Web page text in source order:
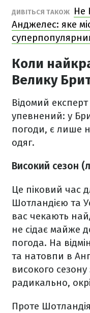
ДИВІТЬСЯ ТАКОЖ
Не
Анджелес: яке
Коли
Велику
Відомий
упевнений: у
погоди, є лише
одяг.
Високий сезон
Це піковий час
Шотландією та
вас чекають
не сідає майже
погода. На
та натовпи в
високого
радикально,
Проте